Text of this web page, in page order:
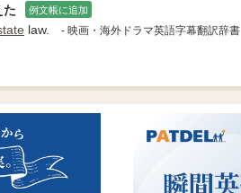
た 例文帳に追加
law. - 映画・海外ドラマ英語字幕翻訳辞書